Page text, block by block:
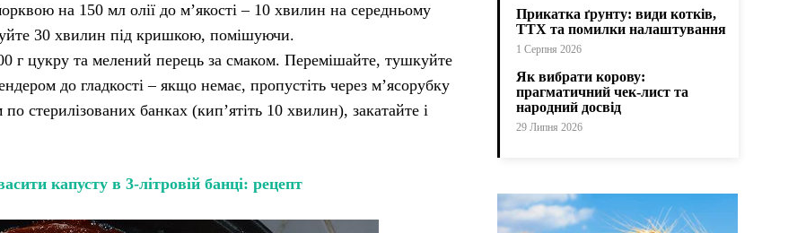
на 150 мл олії до м’якості – 10 хвилин на середньому
30 хвилин під кришкою, помішуючи.
г цукру та мелений перець за смаком. Перемішайте, тушкуйте
до гладкості – якщо немає, пропустіть через м’ясорубку
стерилізованих банках (кип’ятіть 10 хвилин), закатайте і
капусту в 3-літровій банці: рецепт
Прикатка ґрунту: види котків,
ТТХ та помилки налаштування
1 Серпня 2026
Як вибрати корову:
прагматичний чек-лист та
народний досвід
29 Липня 2026